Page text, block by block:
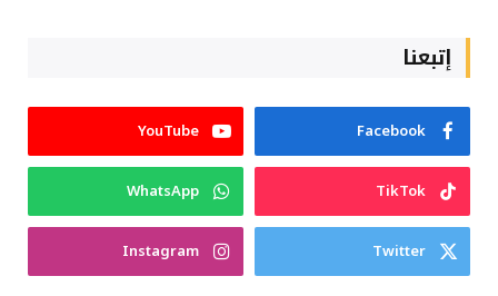
إتبعنا
Facebook
YouTube
TikTok
WhatsApp
Twitter
Instagram